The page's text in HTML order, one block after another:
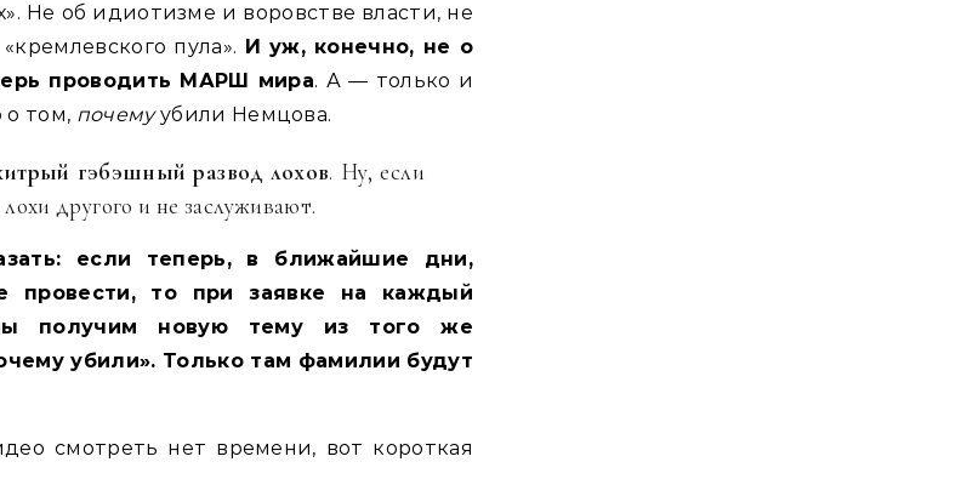
Не об идиотизме и воровстве власти, не
пула». И уж, конечно, не о
проводить МАРШ мира. А — только и
о том, почемуубили Немцова.
гэбэшный развод лохов. Ну, если
другого и не заслуживают.
если теперь, в ближайшие дни,
провести, то при заявке на каждый
получим новую тему из того же
убили». Только там фамилии будут
смотреть нет времени, вот короткая